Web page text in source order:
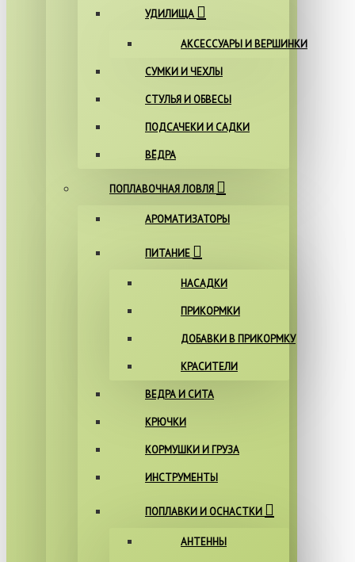
УДИЛИЩА
АКСЕССУАРЫ И ВЕРШИНКИ
СУМКИ И ЧЕХЛЫ
СТУЛЬЯ И ОБВЕСЫ
ПОДСАЧЕКИ И САДКИ
ВЁДРА
ПОПЛАВОЧНАЯ ЛОВЛЯ
АРОМАТИЗАТОРЫ
ПИТАНИЕ
НАСАДКИ
ПРИКОРМКИ
ДОБАВКИ В ПРИКОРМКУ
КРАСИТЕЛИ
ВЕДРА И СИТА
КРЮЧКИ
КОРМУШКИ И ГРУЗА
ИНСТРУМЕНТЫ
ПОПЛАВКИ И ОСНАСТКИ
АНТЕННЫ